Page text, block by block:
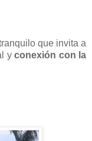
que invita a
yconexión con la